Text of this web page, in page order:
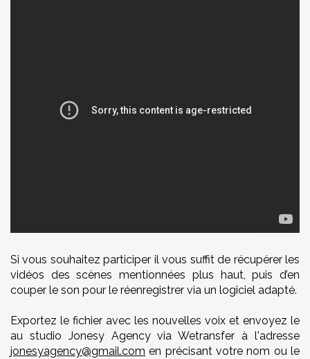
Si vous souhaitez participer il vous suffit de récupérer les
vidéos des scènes mentionnées plus haut, puis d’en
couper le son pour le réenregistrer via un logiciel adapté.
Exportez le fichier avec les nouvelles voix et envoyez le
au studio Jonesy Agency via Wetransfer à l'adresse
jonesyagency@gmail.com en précisant votre nom ou le